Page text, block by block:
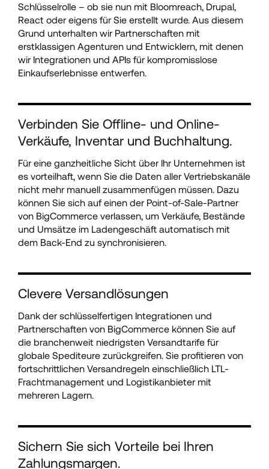
Schlüsselrolle – ob sie nun mit Bloomreach, Drupal,
React oder eigens für Sie erstellt wurde. Aus diesem
Grund unterhalten wir Partnerschaften mit
erstklassigen Agenturen und Entwicklern, mit denen
wir Integrationen und APIs für kompromisslose
Einkaufserlebnisse entwerfen.
Verbinden Sie Offline- und Online-
Verkäufe, Inventar und Buchhaltung.
Für eine ganzheitliche Sicht über Ihr Unternehmen ist
es vorteilhaft, wenn Sie die Daten aller Vertriebskanäle
nicht mehr manuell zusammenfügen müssen. Dazu
können Sie sich auf einen der Point-of-Sale-Partner
von BigCommerce verlassen, um Verkäufe, Bestände
und Umsätze im Ladengeschäft automatisch mit
dem Back-End zu synchronisieren.
Clevere Versandlösungen
Dank der schlüsselfertigen Integrationen und
Partnerschaften von BigCommerce können Sie auf
die branchenweit niedrigsten Versandtarife für
globale Spediteure zurückgreifen. Sie profitieren von
fortschrittlichen Versandregeln einschließlich LTL-
Frachtmanagement und Logistikanbieter mit
mehreren Lagern.
Sichern Sie sich Vorteile bei Ihren
Zahlungsmargen.